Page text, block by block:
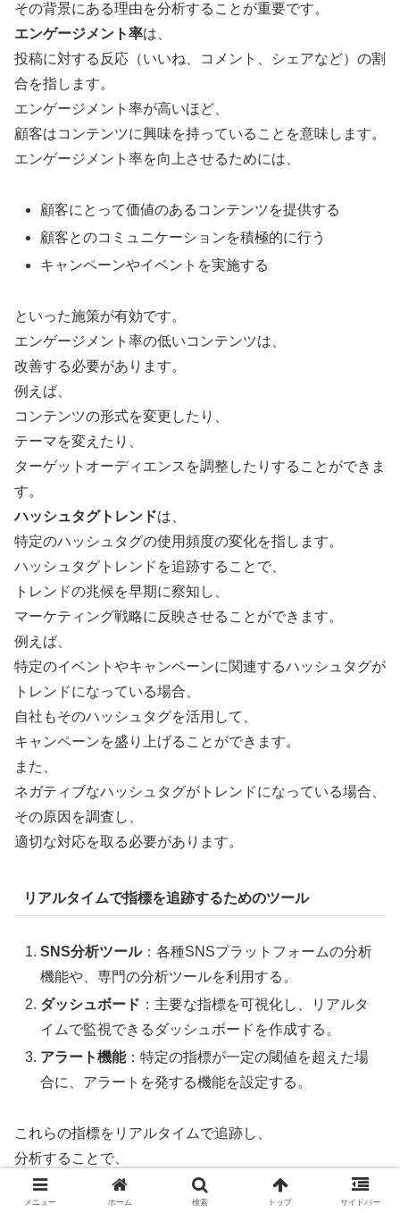
その背景にある理由を分析することが重要です。
エンゲージメント率は、
投稿に対する反応（いいね、コメント、シェアなど）の割
合を指します。
エンゲージメント率が高いほど、
顧客はコンテンツに興味を持っていることを意味します。
エンゲージメント率を向上させるためには、
顧客にとって価値のあるコンテンツを提供する
顧客とのコミュニケーションを積極的に行う
キャンペーンやイベントを実施する
といった施策が有効です。
エンゲージメント率の低いコンテンツは、
改善する必要があります。
例えば、
コンテンツの形式を変更したり、
テーマを変えたり、
ターゲットオーディエンスを調整したりすることができま
す。
ハッシュタグトレンドは、
特定のハッシュタグの使用頻度の変化を指します。
ハッシュタグトレンドを追跡することで、
トレンドの兆候を早期に察知し、
マーケティング戦略に反映させることができます。
例えば、
特定のイベントやキャンペーンに関連するハッシュタグが
トレンドになっている場合、
自社もそのハッシュタグを活用して、
キャンペーンを盛り上げることができます。
また、
ネガティブなハッシュタグがトレンドになっている場合、
その原因を調査し、
適切な対応を取る必要があります。
リアルタイムで指標を追跡するためのツール
SNS分析ツール：各種SNSプラットフォームの分析
機能や、専門の分析ツールを利用する。
ダッシュボード ：主要な指標を可視化し、リアルタ
イムで監視できるダッシュボードを作成する。
アラート機能：特定の指標が一定の閾値を超えた場
合に、アラートを発する機能を設定する。
これらの指標をリアルタイムで追跡し、
分析することで、
企業はより効果的なリアルタイムマーケティング戦略を実
行し、
メニュー ホーム 検索 トップ サイドバー